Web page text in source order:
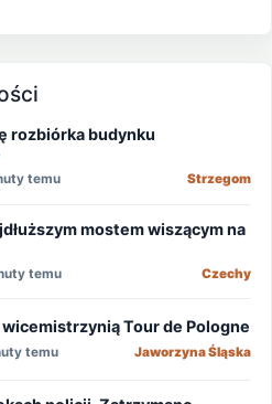
rozbiórka budynku
temu Strzegom
mostem wiszącym na
temu Czechy
wicemistrzynią Tour de Pologne
temu Jaworzyna Śląska